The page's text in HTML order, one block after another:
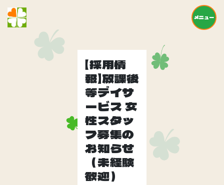
メニュー
【採用情
報】放課後
等デイサ
ービス 女
性スタッ
フ募集の
お知らせ
（未経験
歓迎）